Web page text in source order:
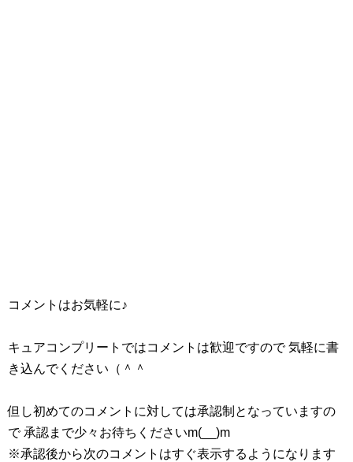
コメントはお気軽に♪
キュアコンプリートではコメントは歓迎ですので 気軽に書
き込んでください（＾＾
但し初めてのコメントに対しては承認制となっていますの
で 承認まで少々お待ちくださいm(__)m
※承認後から次のコメントはすぐ表示するようになります